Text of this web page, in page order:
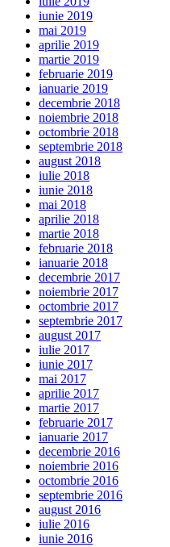
iunie 2019
mai 2019
aprilie 2019
martie 2019
februarie 2019
ianuarie 2019
decembrie 2018
noiembrie 2018
octombrie 2018
septembrie 2018
august 2018
iulie 2018
iunie 2018
mai 2018
aprilie 2018
martie 2018
februarie 2018
ianuarie 2018
decembrie 2017
noiembrie 2017
octombrie 2017
septembrie 2017
august 2017
iulie 2017
iunie 2017
mai 2017
aprilie 2017
martie 2017
februarie 2017
ianuarie 2017
decembrie 2016
noiembrie 2016
octombrie 2016
septembrie 2016
august 2016
iulie 2016
iunie 2016